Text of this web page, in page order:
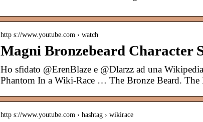
http s://www.youtube.com › watch
Magni Bronzebeard Character
Ho sfidato @ErenBlaze e @Dlarzz ad una
Phantom In a Wiki-Race … The Bronze Beard. The
http s://www.youtube.com › hashtag › wikirace